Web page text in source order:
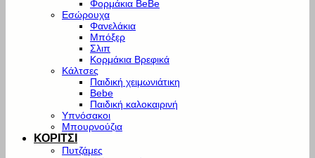
Φορμάκια BeBe
Εσώρουχα
Φανελάκια
Μπόξερ
Σλιπ
Κορμάκια Βρεφικά
Κάλτσες
Παιδική χειμωνιάτικη
Bebe
Παιδική καλοκαιρινή
Υπνόσακοι
Μπουρνούζια
ΚΟΡΙΤΣΙ
Πυτζάμες